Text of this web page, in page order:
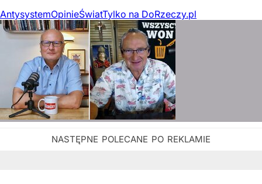
AntysystemOpinieŚwiatTylko na DoRzeczy.pl